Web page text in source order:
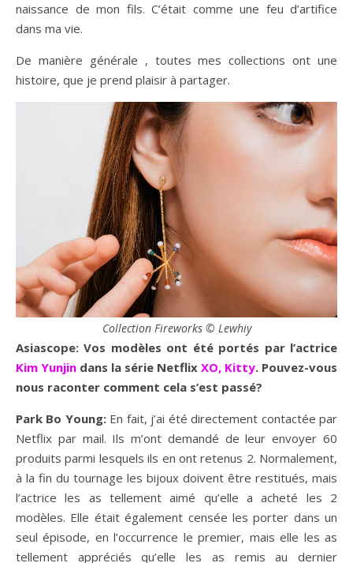
naissance de mon fils. C’était comme une feu d’artifice
dans ma vie.
De manière générale , toutes mes collections ont une
histoire, que je prend plaisir à partager.
Collection Fireworks © Lewhiy
Asiascope: Vos modèles ont été portés par l’actrice
Kim Yunjin dans la série Netflix XO, Kitty. Pouvez-vous
nous raconter comment cela s’est passé?
Park Bo Young:En fait, j’ai été directement contactée par
Netflix par mail. Ils m’ont demandé de leur envoyer 60
produits parmi lesquels ils en ont retenus 2. Normalement,
à la fin du tournage les bijoux doivent être restitués, mais
l’actrice les as tellement aimé qu’elle a acheté les 2
modèles. Elle était également censée les porter dans un
seul épisode, en l’occurrence le premier, mais elle les as
tellement appréciés qu’elle les as remis au dernier